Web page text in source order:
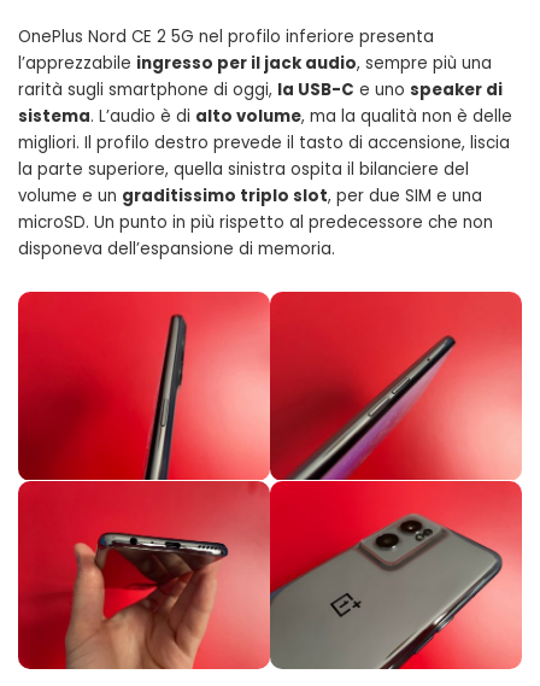
OnePlus Nord CE 2 5G nel profilo inferiore presenta
l’apprezzabile ingresso per il jack audio, sempre più una
rarità sugli smartphone di oggi, la USB-C e uno speaker di
sistema. L’audio è di alto volume, ma la qualità non è delle
migliori. Il profilo destro prevede il tasto di accensione, liscia
la parte superiore, quella sinistra ospita il bilanciere del
volume e un graditissimo triplo slot, per due SIM e una
microSD. Un punto in più rispetto al predecessore che non
disponeva dell’espansione di memoria.